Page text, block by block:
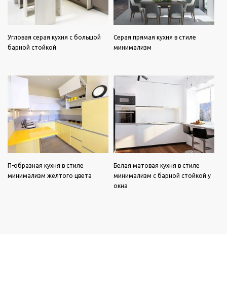
Угловая серая кухня с большой
барной стойкой
Серая прямая кухня в стиле
минимализм
П-образная кухня в стиле
минимализм жёлтого цвета
Белая матовая кухня в стиле
минимализм с барной стойкой у
окна